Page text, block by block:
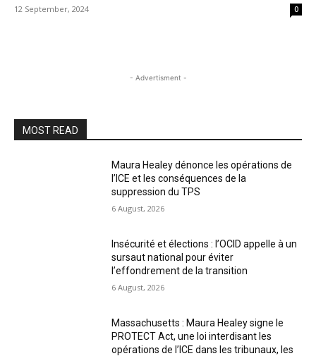
12 September, 2024 0
- Advertisment -
MOST READ
Maura Healey dénonce les opérations de
l’ICE et les conséquences de la
suppression du TPS
6 August, 2026
Insécurité et élections : l’OCID appelle à un
sursaut national pour éviter
l’effondrement de la transition
6 August, 2026
Massachusetts : Maura Healey signe le
PROTECT Act, une loi interdisant les
opérations de l’ICE dans les tribunaux, les